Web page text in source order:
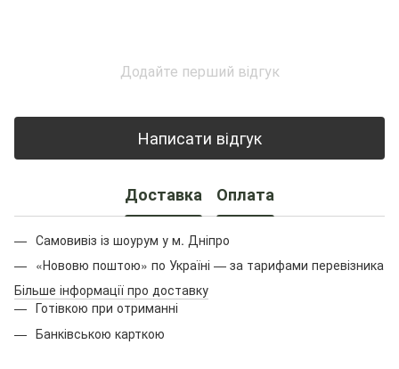
Додайте перший відгук
Написати відгук
Доставка Оплата
Самовивіз із шоурум у м. Дніпро
«Нововю поштою» по Україні — за тарифами перевізника
Більше інформації про доставку
Готівкою при отриманні
Банківською карткою